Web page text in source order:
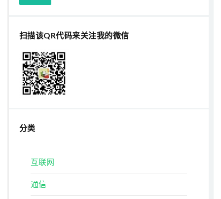
扫描该QR代码来关注我的微信
分类
互联网
通信